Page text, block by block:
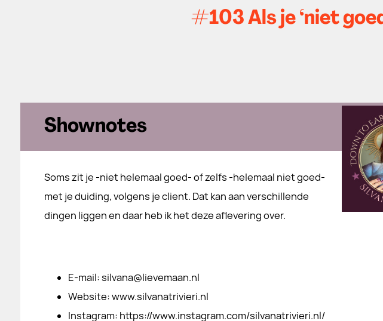
#103 Als je ‘niet
Shownotes
Soms zit je -niet helemaal goed- of zelfs -helemaal niet goed-
met je duiding, volgens je client. Dat kan aan verschillende
dingen liggen en daar heb ik het deze aflevering over.
​E-mail: silvana@lievemaan.nl
​Website: www.silvanatrivieri.nl
​Instagram: https://www.instagram.com/silvanatrivieri.nl/